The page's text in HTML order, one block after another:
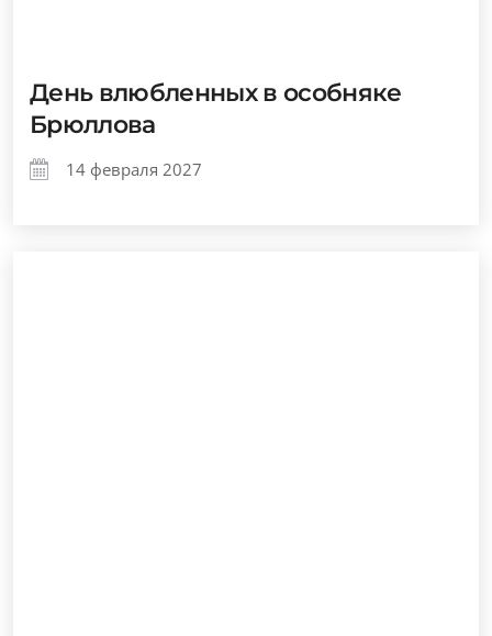
День влюбленных в особняке
Брюллова
14 февраля 2027